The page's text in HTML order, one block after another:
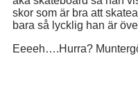
skor som är bra att
bara så lycklig han är
Eeeeh….Hurra?